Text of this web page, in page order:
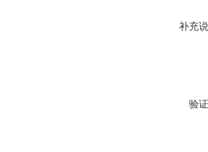
补充
验